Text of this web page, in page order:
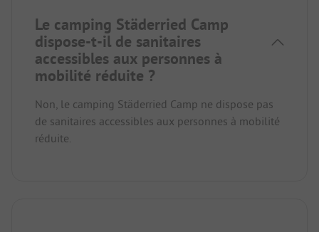
Le camping Städerried Camp
dispose-t-il de sanitaires
accessibles aux personnes à
mobilité réduite ?
Non, le camping Städerried Camp ne dispose pas
de sanitaires accessibles aux personnes à mobilité
réduite.